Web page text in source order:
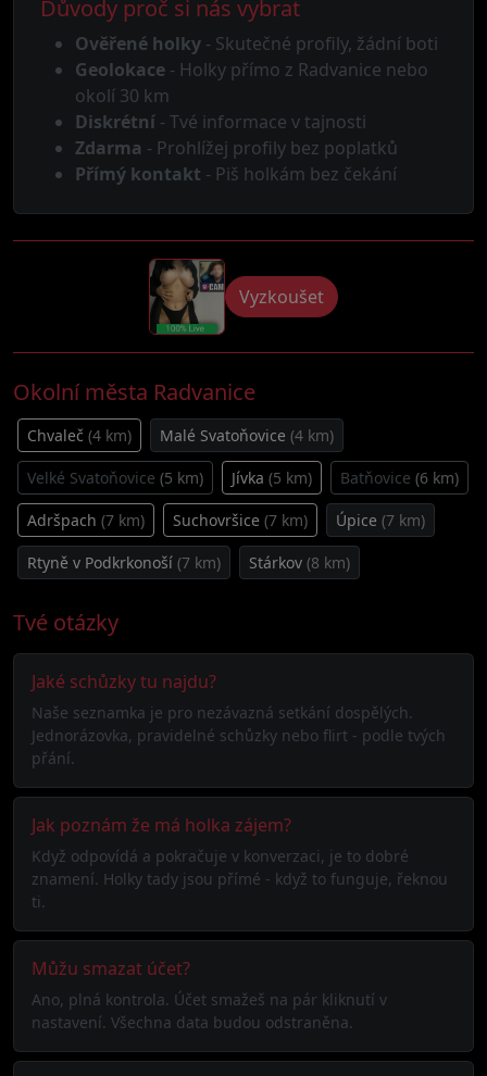
Důvody proč si nás vybrat
Ověřené holky - Skutečné profily, žádní boti
Geolokace - Holky přímo z Radvanice nebo
okolí 30 km
Diskrétní - Tvé informace v tajnosti
Zdarma - Prohlížej profily bez poplatků
Přímý kontakt - Piš holkám bez čekání
Vyzkoušet
Okolní města Radvanice
Chvaleč (4 km) Malé Svatoňovice (4 km)
Velké Svatoňovice (5 km) Jívka (5 km) Batňovice (6 km)
Adršpach (7 km) Suchovršice (7 km) Úpice (7 km)
Rtyně v Podkrkonoší (7 km) Stárkov (8 km)
Tvé otázky
Jaké schůzky tu najdu?
Naše seznamka je pro nezávazná setkání dospělých.
Jednorázovka, pravidelné schůzky nebo flirt - podle tvých
přání.
Jak poznám že má holka zájem?
Když odpovídá a pokračuje v konverzaci, je to dobré
znamení. Holky tady jsou přímé - když to funguje, řeknou
ti.
Můžu smazat účet?
Ano, plná kontrola. Účet smažeš na pár kliknutí v
nastavení. Všechna data budou odstraněna.